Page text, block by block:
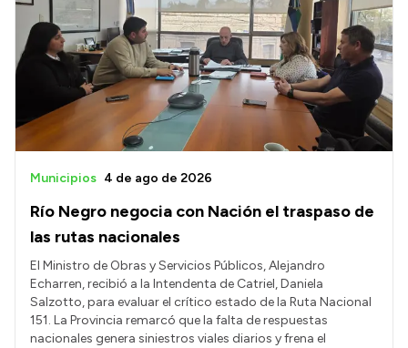
Río Negro negocia con Nación el traspaso de
las rutas nacionales
Municipios 4 de ago de 2026
El Ministro de Obras y Servicios Públicos, Alejandro
Echarren, recibió a la Intendenta de Catriel, Daniela
Salzotto, para evaluar el crítico estado de la Ruta Nacional
151. La Provincia remarcó que la falta de respuestas
nacionales genera siniestros viales diarios y frena el